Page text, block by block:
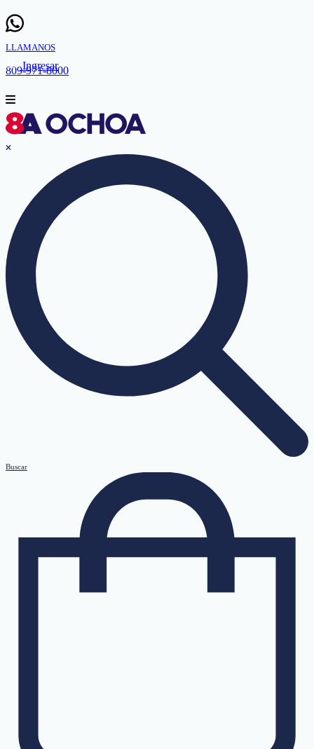
LLAMANOS
809-971-8000
Ingresar
Buscar